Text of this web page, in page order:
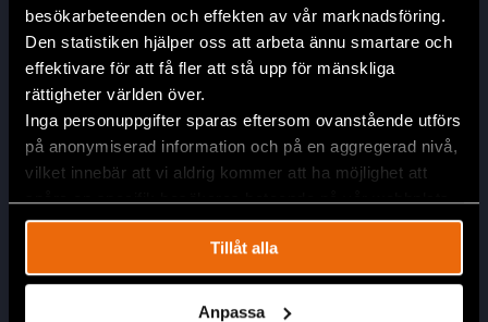
besökarbeteenden och effekten av vår marknadsföring.
Den statistiken hjälper oss att arbeta ännu smartare och
effektivare för att få fler att stå upp för mänskliga
rättigheter världen över.
Inga personuppgifter sparas eftersom ovanstående utförs
på anonymiserad information och på en aggregerad nivå,
vilket innebär att vi aldrig kommer att ha möjlighet att
spåra en specifik besökares beteende på vår webbplats.
Tillåt alla
Anpassa
Head Office
Civil Rights Defenders
Östgötagatan 90
SE-116 64 Stockholm
Sweden
Contact